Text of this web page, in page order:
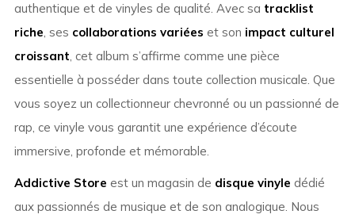
authentique et de vinyles de qualité. Avec sa tracklist
riche, ses collaborations variées et son impact culturel
croissant, cet album s’affirme comme une pièce
essentielle à posséder dans toute collection musicale. Que
vous soyez un collectionneur chevronné ou un passionné de
rap, ce vinyle vous garantit une expérience d’écoute
immersive, profonde et mémorable.
Addictive Store est un magasin de disque vinyle dédié
aux passionnés de musique et de son analogique. Nous